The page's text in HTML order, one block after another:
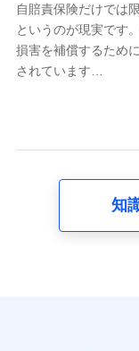
又は株式会社
約状態・ご利
る情報、アプ
購入されたサ
する情報、アン
の内容、保険
走行距離など
自賠責保険だけでは
というのが現実です
損害を補償するため
されています…
知